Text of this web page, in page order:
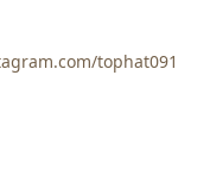
tophat091